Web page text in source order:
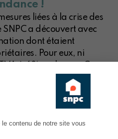
!
liées à la crise des
SNPC a découvert avec
dont étaient
Pour eux, ni
à 6% sur le gaz. Ce
pas imaginable !
Patrick Willems : «